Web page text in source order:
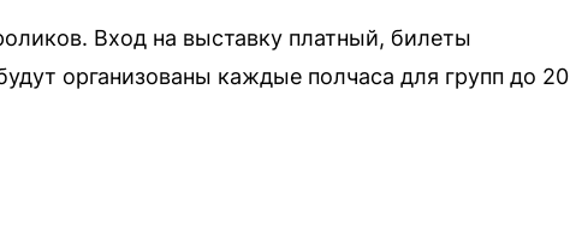
Вход на выставку платный, билеты
организованы каждые полчаса для групп до 20